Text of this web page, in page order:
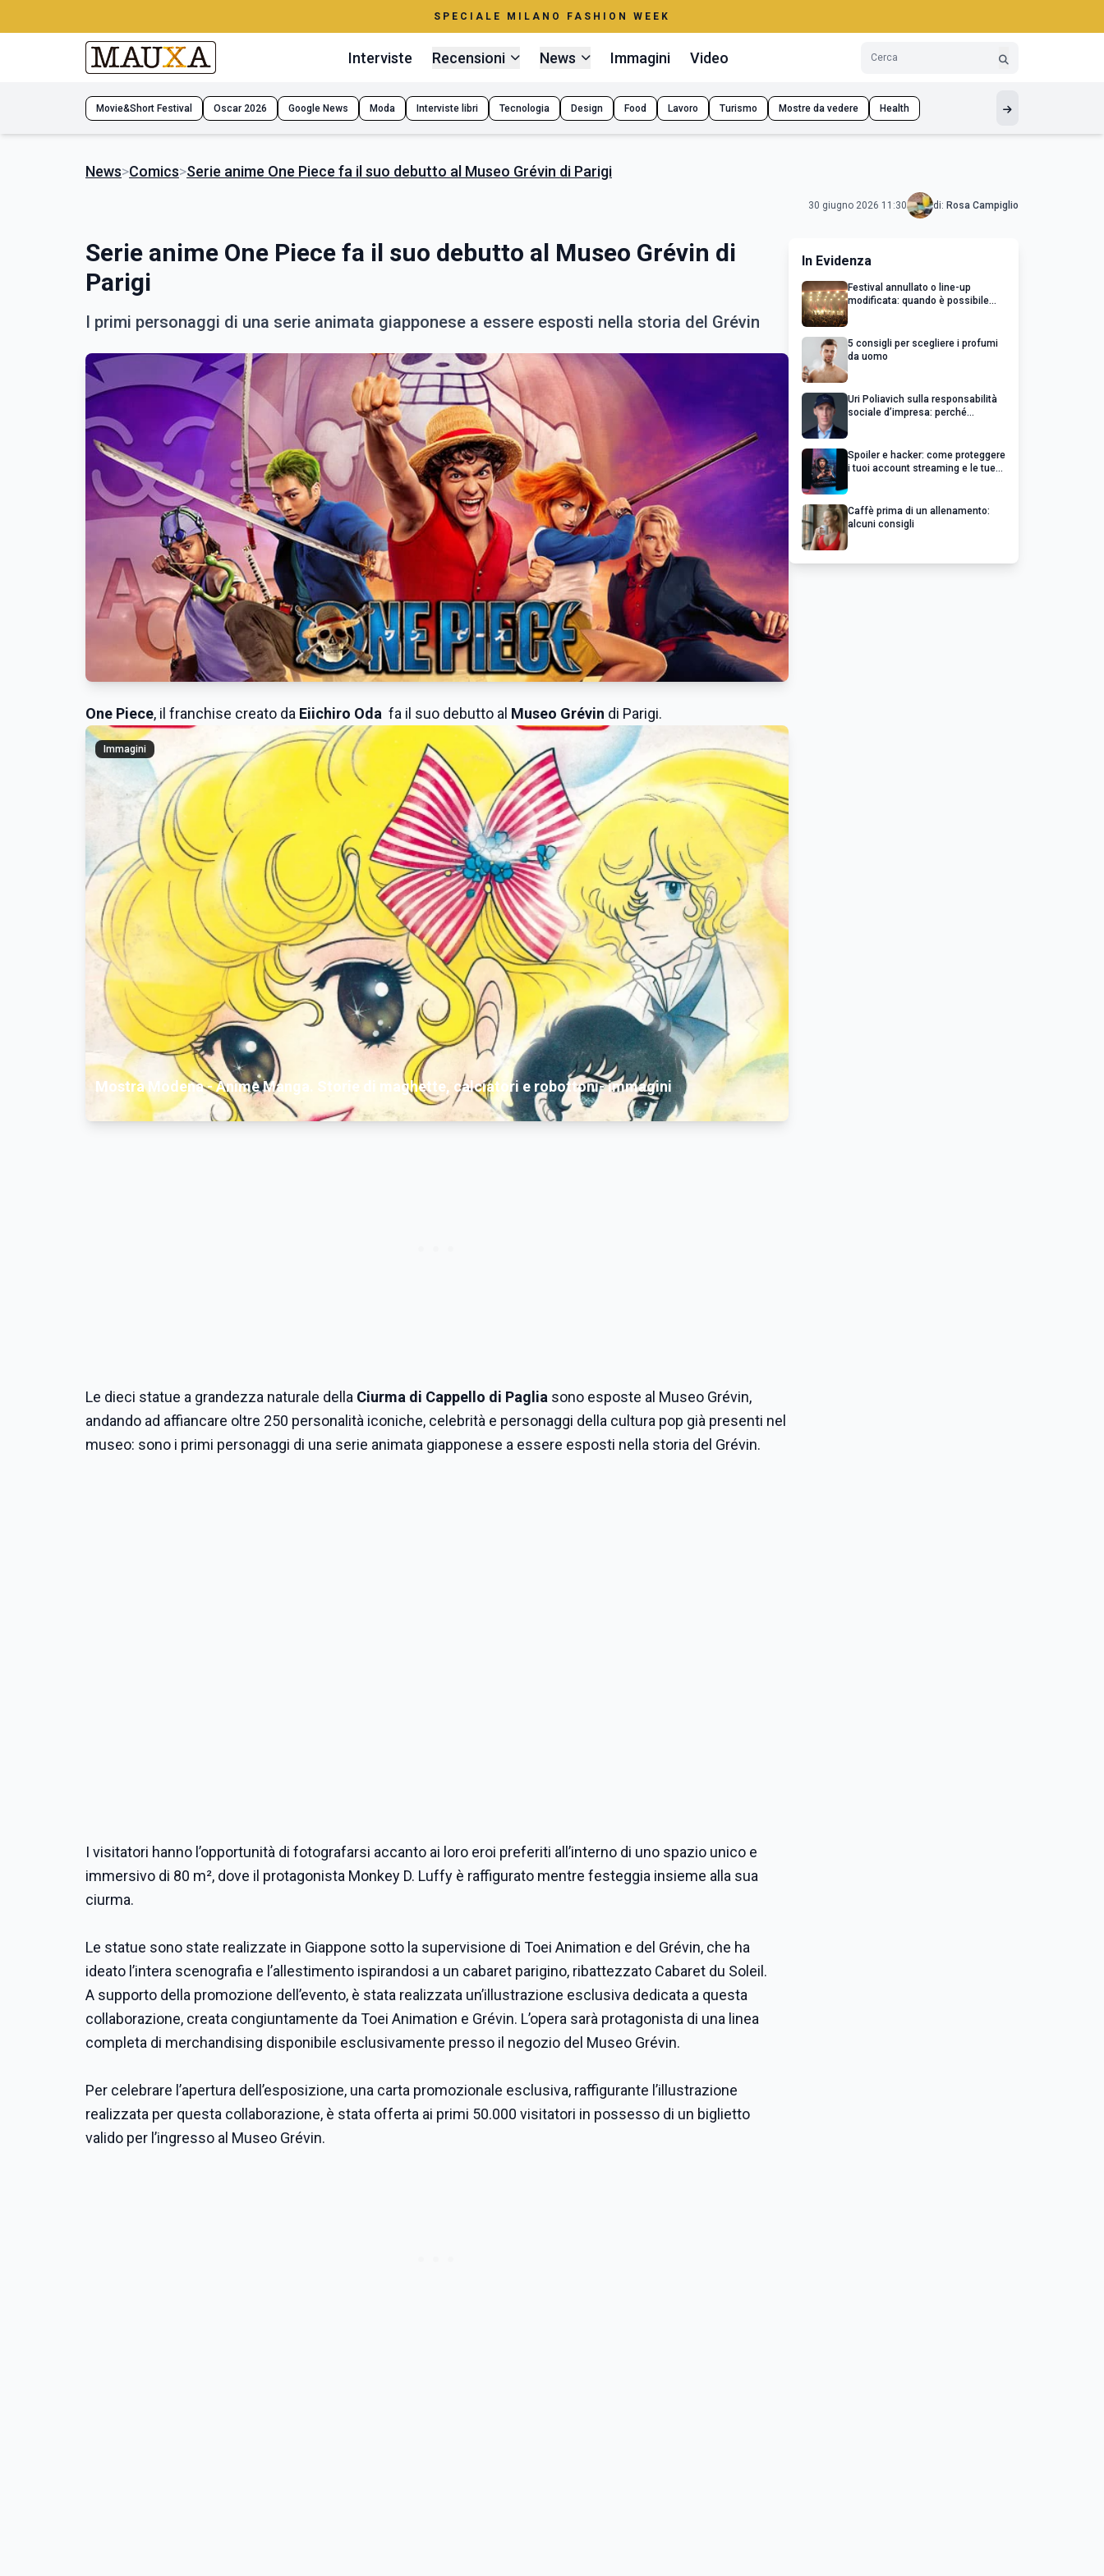
SPECIALE MILANO FASHION WEEK
Interviste Recensioni News Immagini Video
Movie&Short Festival Oscar 2026 Google News Moda Interviste libri Tecnologia Design Food Lavoro Turismo Mostre da vedere Health
News>Comics>Serie anime One Piece fa il suo debutto al Museo Grévin di Parigi
30 giugno 2026 11:30 di: Rosa Campiglio
Serie anime One Piece fa il suo debutto al Museo Grévin di
Parigi
I primi personaggi di una serie animata giapponese a essere esposti nella storia del Grévin
One Piece, il franchise creato da Eiichiro Oda fa il suo debutto al Museo Grévin di Parigi.
Immagini
Mostra Modena - Anime Manga. Storie di maghette, calciatori e robottoni- immagini
Le dieci statue a grandezza naturale della Ciurma di Cappello di Paglia sono esposte al Museo Grévin,
andando ad affiancare oltre 250 personalità iconiche, celebrità e personaggi della cultura pop già presenti nel
museo: sono i primi personaggi di una serie animata giapponese a essere esposti nella storia del Grévin.
I visitatori hanno l’opportunità di fotografarsi accanto ai loro eroi preferiti all’interno di uno spazio unico e
immersivo di 80 m², dove il protagonista Monkey D. Luffy è raffigurato mentre festeggia insieme alla sua
ciurma.
Le statue sono state realizzate in Giappone sotto la supervisione di Toei Animation e del Grévin, che ha
ideato l’intera scenografia e l’allestimento ispirandosi a un cabaret parigino, ribattezzato Cabaret du Soleil.
A supporto della promozione dell’evento, è stata realizzata un’illustrazione esclusiva dedicata a questa
collaborazione, creata congiuntamente da Toei Animation e Grévin. L’opera sarà protagonista di una linea
completa di merchandising disponibile esclusivamente presso il negozio del Museo Grévin.
Per celebrare l’apertura dell’esposizione, una carta promozionale esclusiva, raffigurante l’illustrazione
realizzata per questa collaborazione, è stata offerta ai primi 50.000 visitatori in possesso di un biglietto
valido per l’ingresso al Museo Grévin.
In Evidenza
Festival annullato o line-up
modificata: quando è possibile
5 consigli per scegliere i profumi
da uomo
Uri Poliavich sulla responsabilità
sociale d’impresa: perché
Spoiler e hacker: come proteggere
i tuoi account streaming e le tue
Caffè prima di un allenamento:
alcuni consigli